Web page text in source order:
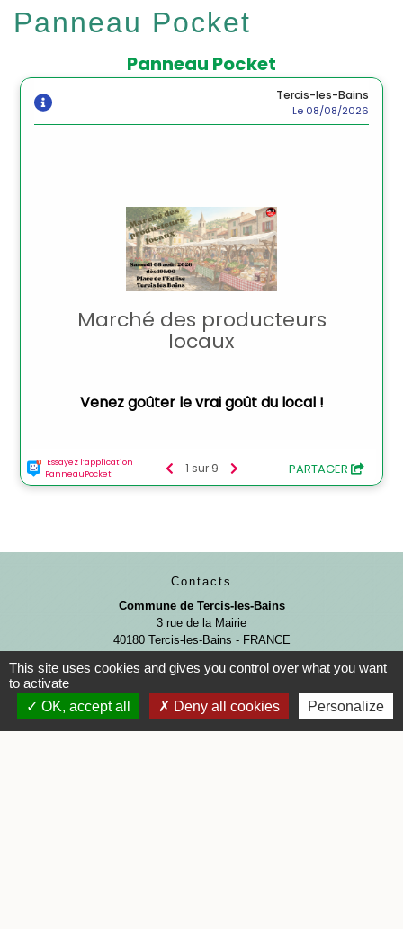
Panneau Pocket
Contacts
Commune de Tercis-les-Bains
3 rue de la Mairie
40180 Tercis-les-Bains - FRANCE
Horaires d'ouverture
This site uses cookies and gives you control over what you want
to activate
OK, accept all
Deny all cookies Personalize